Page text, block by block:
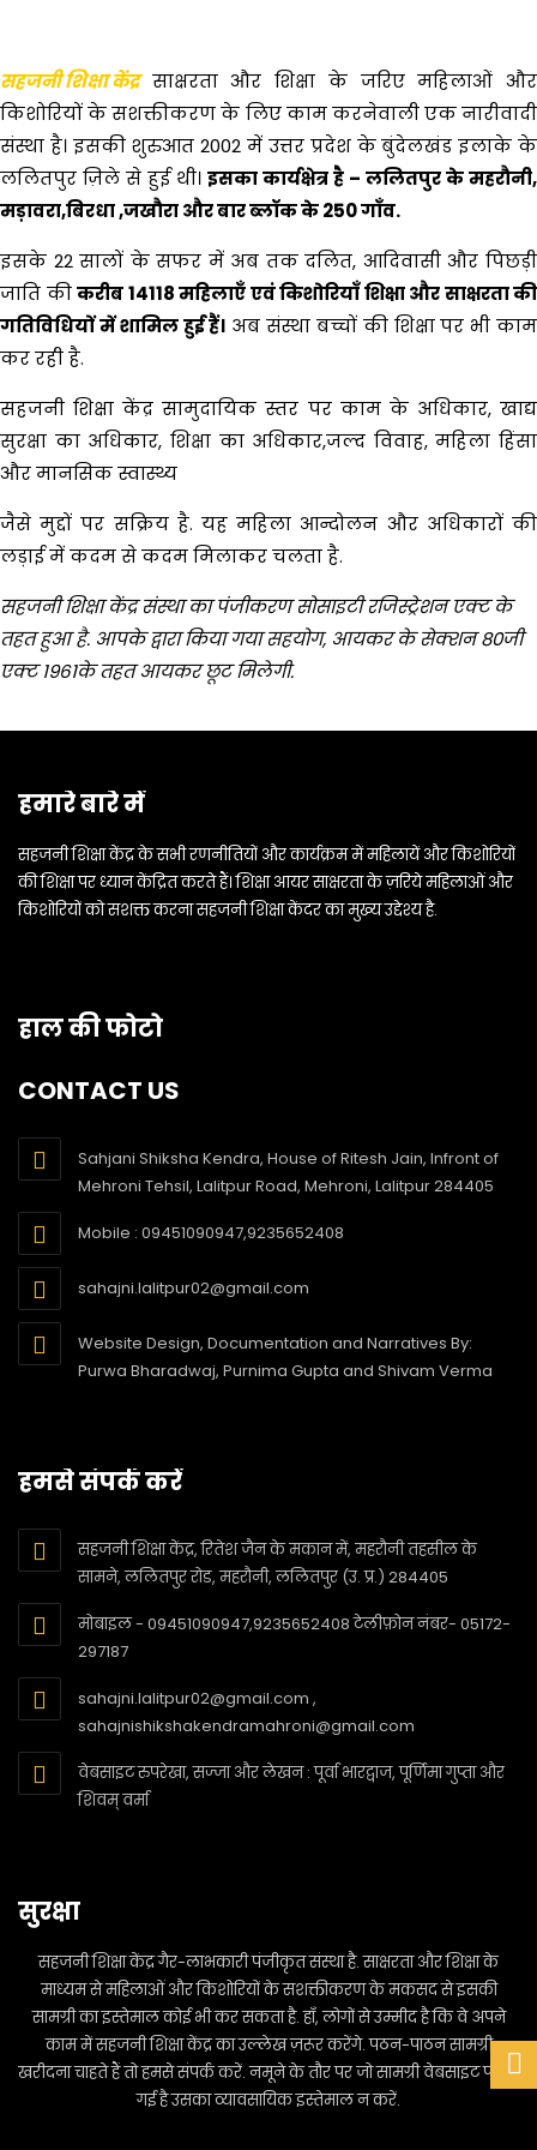
सहजनी शिक्षा केंद्रसाक्षरता और शिक्षा के जरिए महिलाओं और
किशोरियों के सशक्तीकरण के लिए काम करनेवाली एक नारीवादी
संस्था है। इसकी शुरुआत 2002 में उत्तर प्रदेश के बुंदेलखंड इलाके के
ललितपुर ज़िले से हुई थी। इसका कार्यक्षेत्र है – ललितपुर के महरौनी,
मड़ावरा,बिरधा ,जखौराऔरबारब्लॉक के 250 गाँव.
इसके 22 सालों के सफर में अब तक दलित, आदिवासी और पिछड़ी
जाति कीकरीब 14118 महिलाएँ एवं किशोरियाँ शिक्षा और साक्षरता की
गतिविधियों में शामिल हुई हैं। अब संस्था बच्चों की शिक्षा पर भी काम
कर रही है.
सहजनी शिक्षा केंद्र सामुदायिक स्तर पर काम के अधिकार, खाद्य
सुरक्षा का अधिकार, शिक्षा का अधिकार,जल्द विवाह, महिला हिंसा
औरमानसिक स्वास्थ्य
जैसे मुद्दों पर सक्रिय है. यह महिला आन्दोलन और अधिकारों की
लड़ाई में कदम से कदम मिलाकर चलता है.
सहजनी शिक्षा केंद्र संस्था का पंजीकरण सोसाइटी रजिस्ट्रेशन एक्ट के
तहत हुआ है. आपके द्वारा किया गया सहयोग, आयकर के सेक्शन 80जी
एक्ट 1961के तहत आयकर छूट मिलेगी.
हमारे बारे में
सहजनी शिक्षा केंद्र के सभी रणनीतियों और कार्यक्रम में महिलायें और किशोरियों
की शिक्षा पर ध्यान केंद्रित करते हैं। शिक्षा आयर साक्षरता के ज़रिये महिलाओं और
किशोरियों को सशक्त करना सहजनी शिक्षा केंदर का मुख्य उद्देश्य है.
हाल की फोटो
CONTACT US
Sahjani Shiksha Kendra, House of Ritesh Jain, Infront of
Mehroni Tehsil, Lalitpur Road, Mehroni, Lalitpur 284405
Mobile : 09451090947,9235652408
sahajni.lalitpur02@gmail.com
Website Design, Documentation and Narratives By:
Purwa Bharadwaj, Purnima Gupta and Shivam Verma
हमसे संपर्क करें
सहजनी शिक्षा केंद्र, रितेश जैन के मकान में, महरौनी तहसील के
सामने, ललितपुर रोड, महरौनी, ललितपुर (उ. प्र.) 284405
मोबाइल - 09451090947,9235652408 टेलीफ़ोन नंबर- 05172-
297187
sahajni.lalitpur02@gmail.com ,
sahajnishikshakendramahroni@gmail.com
वेबसाइट रुपरेखा, सज्जा और लेखन : पूर्वा भारद्वाज, पूर्णिमा गुप्ता और
शिवम् वर्मा
सुरक्षा
सहजनी शिक्षा केंद्र गैर-लाभकारी पंजीकृत संस्था है. साक्षरता और शिक्षा के
माध्यम से महिलाओं और किशोरियों के सशक्तीकरण के मकसद से इसकी
सामग्री का इस्तेमाल कोई भी कर सकता है. हाँ, लोगों से उम्मीद है कि वे अपने
काम में सहजनी शिक्षा केंद्र का उल्लेख ज़रूर करेंगे. पठन-पाठन सामग्री
खरीदना चाहते हैं तो हमसे संपर्क करें. नमूने के तौर पर जो सामग्री वेबसाइट पर दी
गई है उसका व्यावसायिक इस्तेमाल न करें.